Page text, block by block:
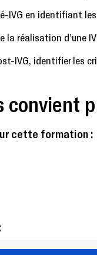
convient
cette formation :
IVG en identifiant
réalisation d’une
IVG, identifier les